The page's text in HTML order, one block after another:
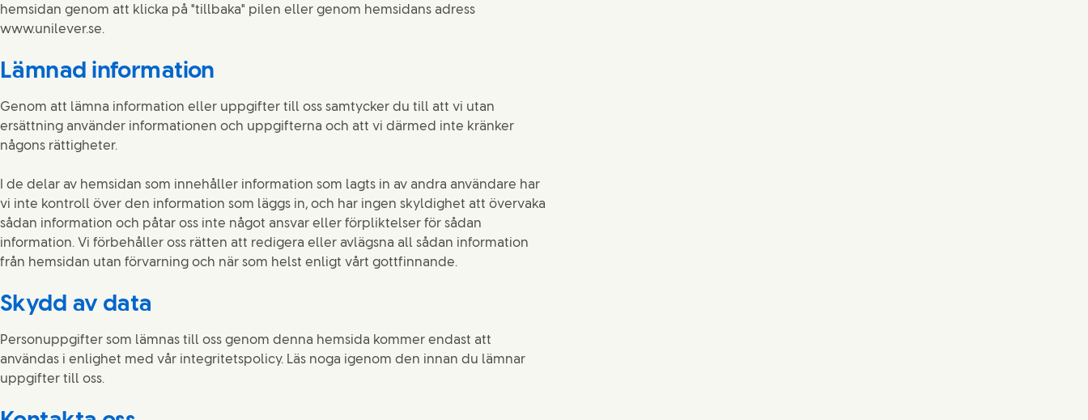
hemsidan genom att klicka på "tillbaka" pilen eller genom hemsidans adress
www.unilever.se.
Lämnad information
Genom att lämna information eller uppgifter till oss samtycker du till att vi utan
ersättning använder informationen och uppgifterna och att vi därmed inte kränker
någons rättigheter.
I de delar av hemsidan som innehåller information som lagts in av andra användare har
vi inte kontroll över den information som läggs in, och har ingen skyldighet att övervaka
sådan information och påtar oss inte något ansvar eller förpliktelser för sådan
information. Vi förbehåller oss rätten att redigera eller avlägsna all sådan information
från hemsidan utan förvarning och när som helst enligt vårt gottfinnande.
Skydd av data
Personuppgifter som lämnas till oss genom denna hemsida kommer endast att
användas i enlighet med vår integritetspolicy. Läs noga igenom den innan du lämnar
uppgifter till oss.